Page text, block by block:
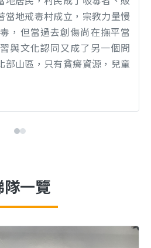
當地戒毒村成立，宗教力量慢
，但當過去創傷尚在撫平當
與文化認同又成了另一個問
部山區，只有貧瘠資源，兒童
隊一覽